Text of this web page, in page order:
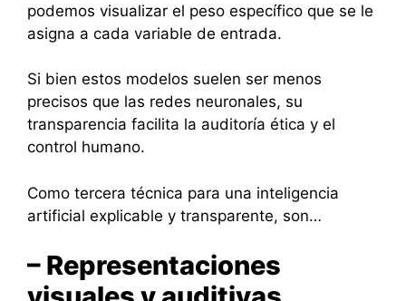
podemos visualizar el peso específico que se le
asigna a cada variable de entrada.
Si bien estos modelos suelen ser menos
precisos que las redes neuronales, su
transparencia facilita la auditoría ética y el
control humano.
Como tercera técnica para una inteligencia
artificial explicable y transparente, son…
– Representaciones